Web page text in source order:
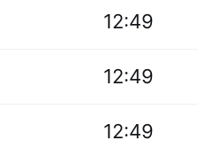
12:49
12:49
12:49